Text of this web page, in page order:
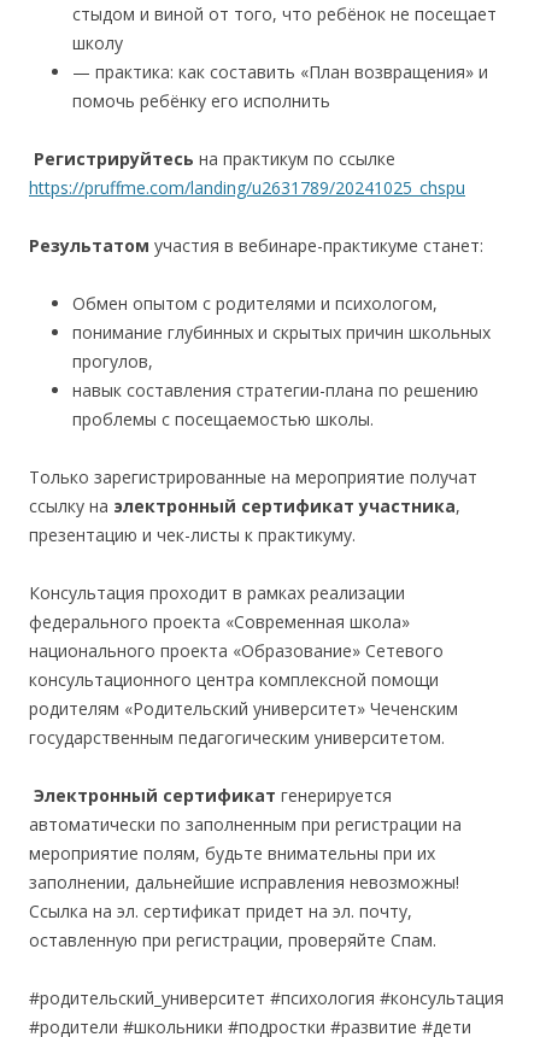
стыдом и виной от того, что ребёнок не посещает
школу
— практика: как составить «План возвращения» и
помочь ребёнку его исполнить
Регистрируйтесь на практикум по ссылке
https://pruffme.com/landing/u2631789/20241025_chspu
Результатом участия в вебинаре-практикуме станет:
Обмен опытом с родителями и психологом,
понимание глубинных и скрытых причин школьных
прогулов,
навык составления стратегии-плана по решению
проблемы с посещаемостью школы.
Только зарегистрированные на мероприятие получат
ссылку на электронный сертификат участника,
презентацию и чек-листы к практикуму.
Консультация проходит в рамках реализации
федерального проекта «Современная школа»
национального проекта «Образование» Сетевого
консультационного центра комплексной помощи
родителям «Родительский университет» Чеченским
государственным педагогическим университетом.
Электронный сертификат генерируется
автоматически по заполненным при регистрации на
мероприятие полям, будьте внимательны при их
заполнении, дальнейшие исправления невозможны!
Ссылка на эл. сертификат придет на эл. почту,
оставленную при регистрации, проверяйте Спам.
#родительский_университет #психология #консультация
#родители #школьники #подростки #развитие #дети